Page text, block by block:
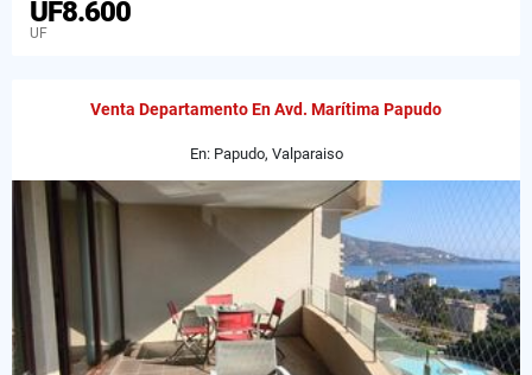
UF8.600
UF
Venta Departamento En Avd. Marítima Papudo
En: Papudo, Valparaiso